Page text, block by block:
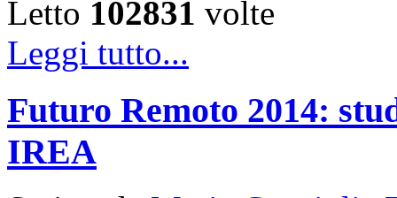
Letto 102831 volte
Leggi tutto...
Futuro Remoto 2014:
IREA